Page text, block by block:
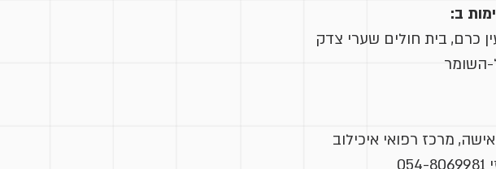
ב:
כרם, בית חולים שערי צדק
השומר
מרכז רפואי איכילוב